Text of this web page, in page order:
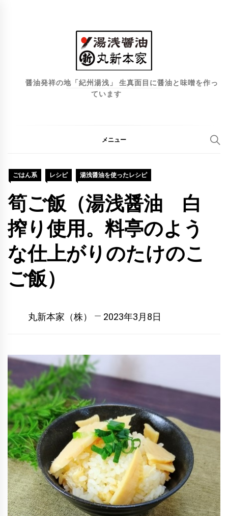
醤油発祥の地「紀州湯浅」 生真面目に醤油と味噌を作っ
ています
メニュー
ごはん系 レシピ 湯浅醤油を使ったレシピ
筍ご飯（湯浅醤油 白
搾り使用。料亭のよう
な仕上がりのたけのこ
ご飯）
丸新本家（株） 2023年3月8日